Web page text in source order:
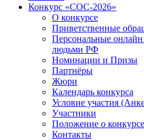
Конкурс «СОС-2026»
О конкурсе
Приветственные
Персональные
людьми РФ
Номинации и Призы
Партнёры
Жюри
Календарь конкурса
Условие участия
Участники
Положение о конкурсе
Контакты